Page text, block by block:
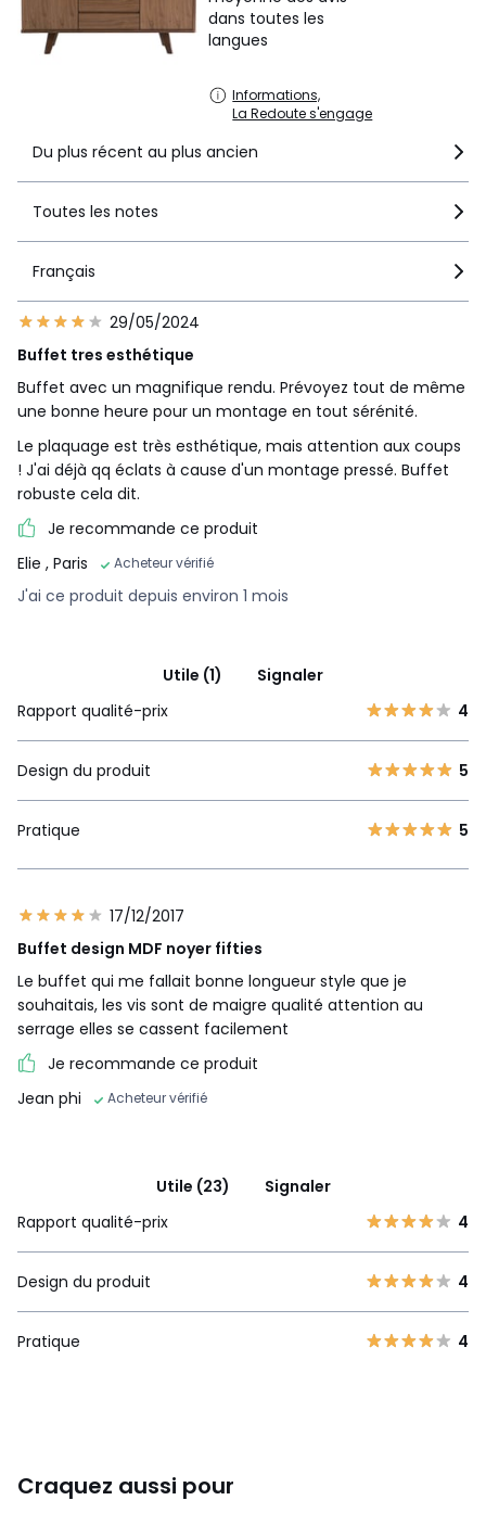
dans toutes les
langues
Informations,
La Redoute s'engage
Du plus récent au plus ancien
Toutes les notes
Français
29/05/2024
Buffet tres esthétique
Buffet avec un magnifique rendu. Prévoyez tout de même
une bonne heure pour un montage en tout sérénité.
Le plaquage est très esthétique, mais attention aux coups
! J'ai déjà qq éclats à cause d'un montage pressé. Buffet
robuste cela dit.
Je recommande ce produit
Elie , Paris Acheteur vérifié
J'ai ce produit depuis environ 1 mois
Utile (1)
Signaler
Rapport qualité-prix
4
Design du produit 5
Pratique 5
17/12/2017
Buffet design MDF noyer fifties
Le buffet qui me fallait bonne longueur style que je
souhaitais, les vis sont de maigre qualité attention au
serrage elles se cassent facilement
Je recommande ce produit
Jean phi
Acheteur vérifié
Utile (23)
Signaler
Rapport qualité-prix
4
Design du produit 4
Pratique 4
Craquez aussi pour